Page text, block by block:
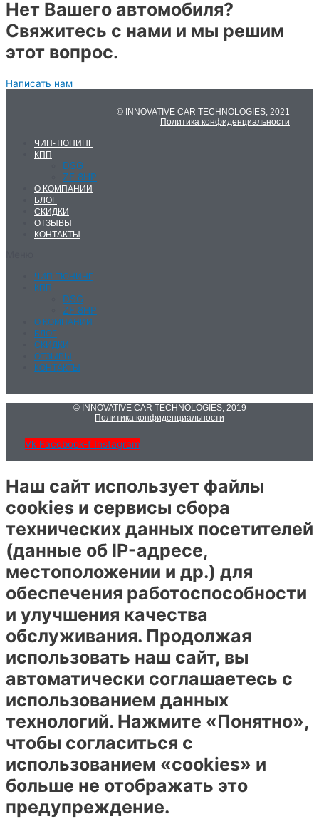
Нет Вашего автомобиля?
Свяжитесь с нами и мы решим
этот вопрос.
Написать нам
© INNOVATIVE CAR TECHNOLOGIES, 2021
Политика конфиденциальности
ЧИП-ТЮНИНГ
КПП
DSG
ZF 8HP
О КОМПАНИИ
БЛОГ
СКИДКИ
ОТЗЫВЫ
КОНТАКТЫ
ЧИП-ТЮНИНГ
КПП
DSG
ZF 8HP
О КОМПАНИИ
БЛОГ
СКИДКИ
ОТЗЫВЫ
КОНТАКТЫ
© INNOVATIVE CAR TECHNOLOGIES, 2019
Политика конфиденциальности
Vk Facebook-f Instagram
Наш сайт использует файлы
cookies и сервисы сбора
технических данных посетителей
(данные об IP-адресе,
местоположении и др.) для
обеспечения работоспособности
и улучшения качества
обслуживания. Продолжая
использовать наш сайт, вы
автоматически соглашаетесь с
использованием данных
технологий. Нажмите «Понятно»,
чтобы согласиться с
использованием «cookies» и
больше не отображать это
предупреждение.